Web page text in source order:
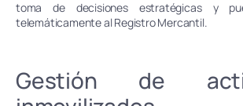
toma de decisiones estratégicas y
telemáticamente al Registro Mercantil.
Gestión de